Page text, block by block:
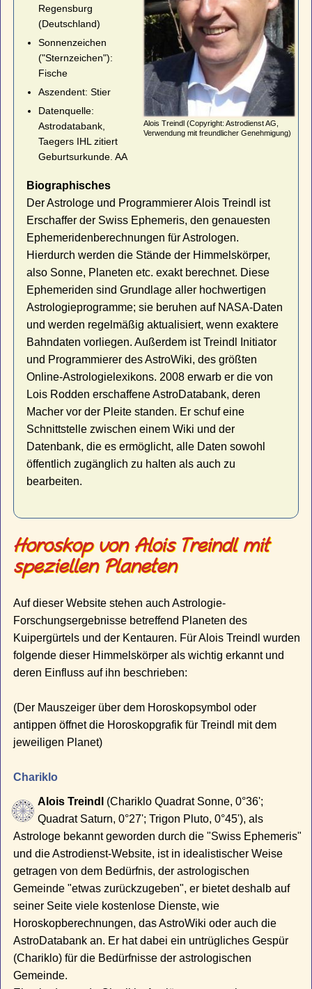
Alois Treindl (Copyright: Astrodienst AG,
Verwendung mit freundlicher Genehmigung)
Regensburg
(Deutschland)
Sonnenzeichen
("Sternzeichen"):
Fische
Aszendent: Stier
Datenquelle:
Astrodatabank,
Taegers IHL zitiert
Geburtsurkunde. AA
Biographisches
Der Astrologe und Programmierer Alois Treindl ist
Erschaffer der Swiss Ephemeris, den genauesten
Ephemeridenberechnungen für Astrologen.
Hierdurch werden die Stände der Himmelskörper,
also Sonne, Planeten etc. exakt berechnet. Diese
Ephemeriden sind Grundlage aller hochwertigen
Astrologieprogramme; sie beruhen auf NASA-Daten
und werden regelmäßig aktualisiert, wenn exaktere
Bahndaten vorliegen. Außerdem ist Treindl Initiator
und Programmierer des AstroWiki, des größten
Online-Astrologielexikons. 2008 erwarb er die von
Lois Rodden erschaffene AstroDatabank, deren
Macher vor der Pleite standen. Er schuf eine
Schnittstelle zwischen einem Wiki und der
Datenbank, die es ermöglicht, alle Daten sowohl
öffentlich zugänglich zu halten als auch zu
bearbeiten.
Horoskop von Alois Treindl mit
speziellen Planeten
Auf dieser Website stehen auch Astrologie-
Forschungsergebnisse betreffend Planeten des
Kuipergürtels und der Kentauren. Für Alois Treindl wurden
folgende dieser Himmelskörper als wichtig erkannt und
deren Einfluss auf ihn beschrieben:
(Der Mauszeiger über dem Horoskopsymbol oder
antippen öffnet die Horoskopgrafik für Treindl mit dem
jeweiligen Planet)
Chariklo
Alois Treindl
(Chariklo Quadrat Sonne, 0°36';
Quadrat Saturn, 0°27'; Trigon Pluto, 0°45'), als
Astrologe bekannt geworden durch die "Swiss Ephemeris"
und die Astrodienst-Website, ist in idealistischer Weise
getragen von dem Bedürfnis, der astrologischen
Gemeinde "etwas zurückzugeben", er bietet deshalb auf
seiner Seite viele kostenlose Dienste, wie
Horoskopberechnungen, das AstroWiki oder auch die
AstroDatabank an. Er hat dabei ein untrügliches Gespür
(Chariklo) für die Bedürfnisse der astrologischen
Gemeinde.